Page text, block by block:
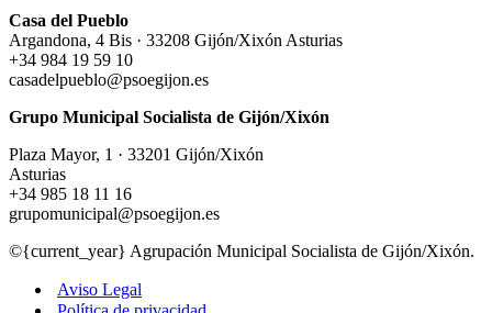
Casa del Pueblo
Argandona, 4 Bis · 33208 Gijón/Xixón Asturias
+34 984 19 59 10
casadelpueblo@psoegijon.es
Grupo Municipal Socialista de Gijón/Xixón
Plaza Mayor, 1 · 33201 Gijón/Xixón
Asturias
+34 985 18 11 16
grupomunicipal@psoegijon.es
©{current_year} Agrupación Municipal Socialista de Gijón/Xixón.
Aviso Legal